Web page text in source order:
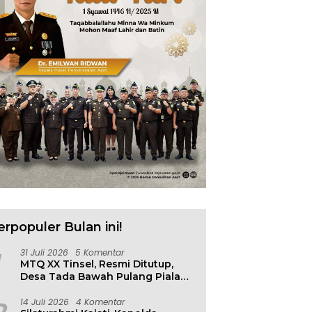
Bulan ini!
31 Juli 2026 5 Komentar
MTQ XX Tinsel, Resmi Ditutup,
Desa Tada Bawah Pulang Piala
14 Juli 2026 4 Komentar